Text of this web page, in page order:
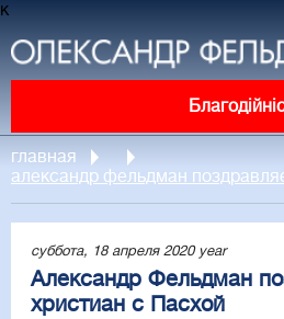
к
главная
александр фельдман
суббота, 18 апреля 2020 year
Александр Фельдман
христиан с Пасхой